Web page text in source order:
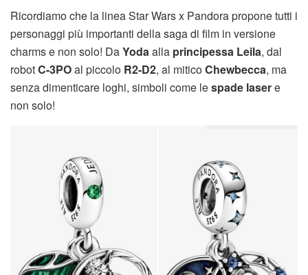
Ricordiamo che la linea Star Wars x Pandora propone tutti i
personaggi più importanti della saga di film in versione
charms e non solo! DaYodaalla principessa Leila, dal
robotC-3POal piccolo R2-D2, al miticoChewbecca, ma
senza dimenticare loghi, simboli come lespade lasere
non solo!